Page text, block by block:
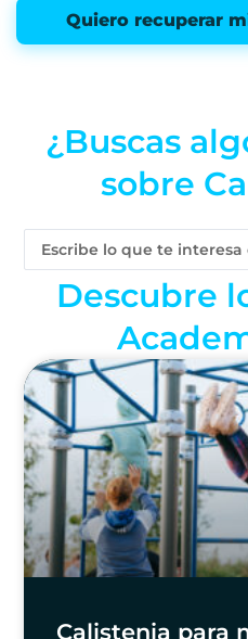
Quiero recuperar
¿Buscas
sobre
Search
Descubre
Calistenia para